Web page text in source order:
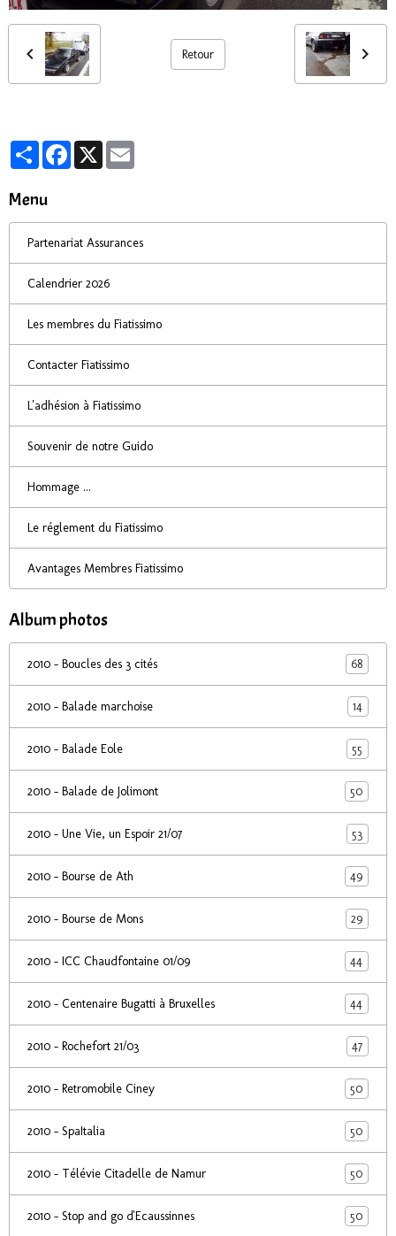
Retour
PartagerFacebook
X
Menu
Partenariat Assurances
Calendrier 2026
Les membres du Fiatissimo
Contacter Fiatissimo
L'adhésion à Fiatissimo
Souvenir de notre Guido
Hommage ...
Le réglement du Fiatissimo
Avantages Membres Fiatissimo
Album photos
2010 - Boucles des 3 cités 68
2010 - Balade marchoise 14
2010 - Balade Eole 55
2010 - Balade de Jolimont 50
2010 - Une Vie, un Espoir 21/07 53
2010 - Bourse de Ath 49
2010 - Bourse de Mons 29
2010 - ICC Chaudfontaine 01/09 44
2010 - Centenaire Bugatti à Bruxelles 44
2010 - Rochefort 21/03 47
2010 - Retromobile Ciney 50
2010 - SpaItalia 50
2010 - Télévie Citadelle de Namur 50
2010 - Stop and go d'Ecaussinnes 50